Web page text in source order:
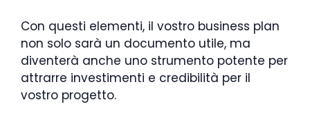
Con questi elementi, il vostro business plan
non solo sarà un documento utile, ma
diventerà anche uno strumento potente per
attrarre investimenti e credibilità per il
vostro progetto.